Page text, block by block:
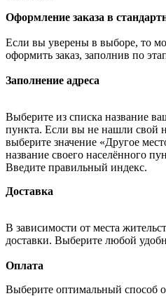
Оформление заказа в
Если вы уверены в выборе, то
оформить заказ, заполнив по
Заполнение адреса
Выберите из списка название
пункта. Если вы не нашли свой
выберите значение «Другое
название своего населённого
Введите правильный индекс.
Доставка
В зависимости от места
доставки. Выберите любой
Оплата
Выберите оптимальный способ